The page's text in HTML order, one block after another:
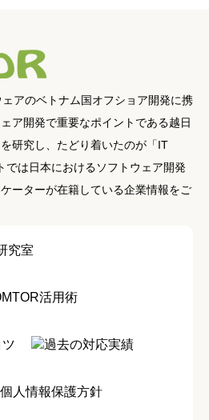
アのベトナム国オフショア開発に携
ア開発で重要なポイントである越日
研究し、たどり着いたのが「IT
では日本におけるソフトウェア開発
ーターが在籍している企業情報をご
究室
活用術
過去の対応実績
個人情報保護方針